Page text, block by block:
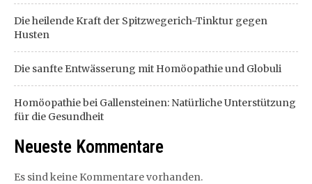
Die heilende Kraft der Spitzwegerich-Tinktur gegen
Husten
Die sanfte Entwässerung mit Homöopathie und Globuli
Homöopathie bei Gallensteinen: Natürliche Unterstützung
für die Gesundheit
Neueste Kommentare
Es sind keine Kommentare vorhanden.